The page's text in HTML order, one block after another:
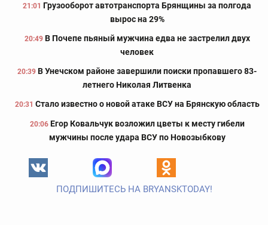
21:01 Грузооборот автотранспорта Брянщины за полгода
вырос на 29%
20:49 В Почепе пьяный мужчина едва не застрелил двух
человек
20:39 В Унечском районе завершили поиски пропавшего 83-
летнего Николая Литвенка
20:31 Стало известно о новой атаке ВСУ на Брянскую область
20:06 Егор Ковальчук возложил цветы к месту гибели
мужчины после удара ВСУ по Новозыбкову
ПОДПИШИТЕСЬ НА BRYANSKTODAY!